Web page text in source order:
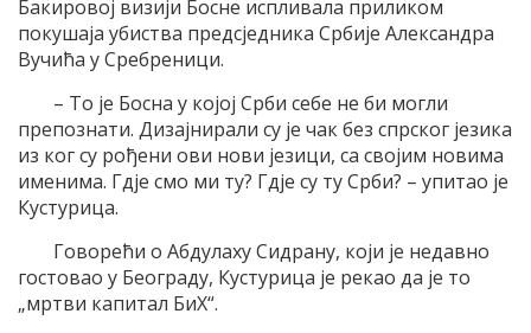
Бакировој визији Босне испливала приликом
покушаја убиства предсједника Србије Александра
Вучића у Сребреници.
– То је Босна у којој Срби себе не би могли
препознати. Дизајнирали су је чак без спрског језика
из ког су рођени ови нови језици, са својим новима
именима. Гдје смо ми ту? Гдје су ту Срби? – упитао је
Кустурица.
Говорећи о Абдулаху Сидрану, који је недавно
гостовао у Београду, Кустурица је рекао да је то
„мртви капитал БиХ“.